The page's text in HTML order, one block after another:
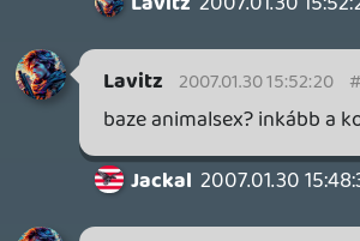
csomi 2007.01.30 14:27:02 #0oxom
Jeehhh, ez eleg egyedinek hangzik. Nem
Konzol szappanopera?Az nagyon betyar